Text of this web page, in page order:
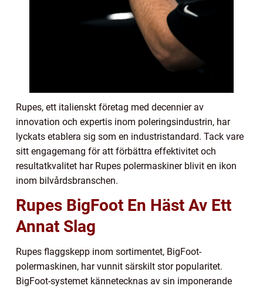
Rupes, ett italienskt företag med decennier av
innovation och expertis inom poleringsindustrin, har
lyckats etablera sig som en industristandard. Tack vare
sitt engagemang för att förbättra effektivitet och
resultatkvalitet har Rupes polermaskiner blivit en ikon
inom bilvårdsbranschen.
Rupes BigFoot En Häst Av Ett
Annat Slag
Rupes flaggskepp inom sortimentet, BigFoot-
polermaskinen, har vunnit särskilt stor popularitet.
BigFoot-systemet kännetecknas av sin imponerande